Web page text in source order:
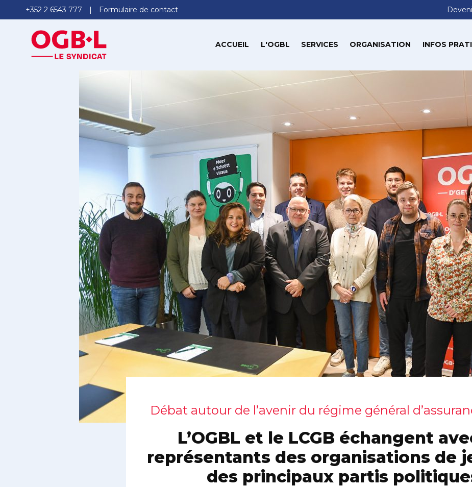
+352 2 6543 777 Formulaire de contact
ACCUEIL L'OGBL SERVICES ORGANISATION INFOS
Débat autour de l’avenir du régime général
L’OGBL et le LCGB échangent
représentants des organisations de
des principaux partis